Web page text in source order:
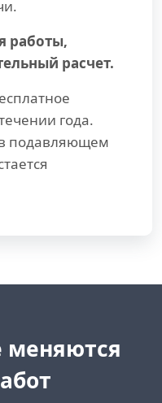
работы,
расчет.
года.
подавляющем